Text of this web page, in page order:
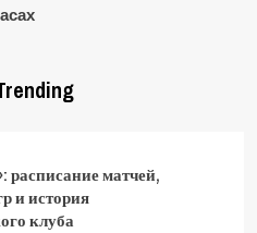
расписание матчей,
и история
клуба